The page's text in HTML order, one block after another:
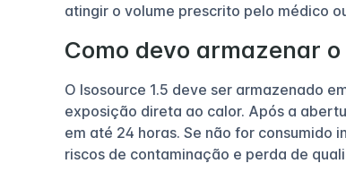
atingir o volume prescrito pelo médico
Como devo armazenar
O Isosource 1.5 deve ser armazenado
exposição direta ao calor. Após a
em até 24 horas. Se não for
riscos de contaminação e perda de